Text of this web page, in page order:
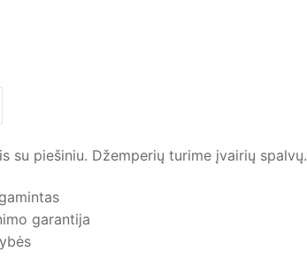
su piešiniu. Džemperių turime įvairių spalvų.
garantija